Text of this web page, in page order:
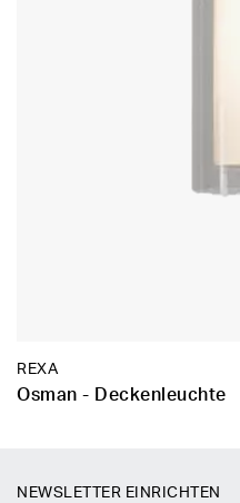
REXA
Osman - Deckenleuchte
NEWSLETTER EINRICHTEN